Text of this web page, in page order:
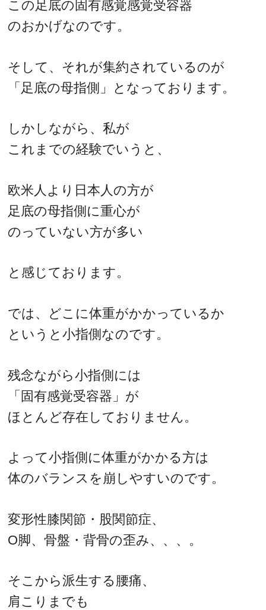
この足底の固有感覚感覚受容器
のおかげなのです。
そして、それが集約されているのが
「足底の母指側」となっております。
しかしながら、私が
これまでの経験でいうと、
欧米人より日本人の方が
足底の母指側に重心が
のっていない方が多い
と感じております。
では、どこに体重がかかっているか
というと小指側なのです。
残念ながら小指側には
「固有感覚受容器」が
ほとんど存在しておりません。
よって小指側に体重がかかる方は
体のバランスを崩しやすいのです。
変形性膝関節・股関節症、
O脚、骨盤・背骨の歪み、、、。
そこから派生する腰痛、
肩こりまでも